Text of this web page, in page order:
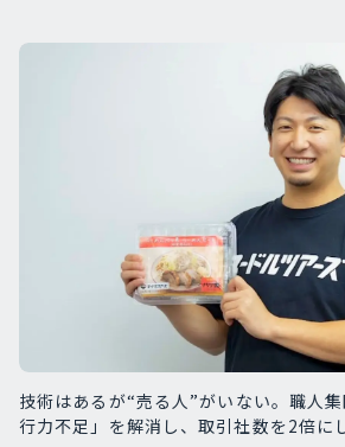
技術はあるが“売る人”がいない。職人
行力不足」を解消し、取引社数を2倍に